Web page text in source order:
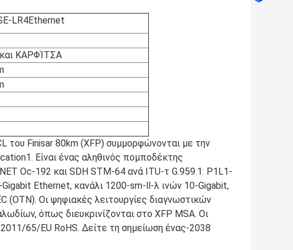
LR4Ethernet
ΚΑΡΦΊΤΣΑ
του Finisar 80km (XFP) συμμορφώνονται με την
Είναι ένας αληθινός πομποδέκτης
Oc-192 και SDH STM-64 ανά ITU-τ G.959.1: P1L1-
Ethernet, κανάλι 1200-sm-ll-λ ινών 10-Gigabit,
(OTN). Οι ψηφιακές λειτουργίες διαγνωστικών
όπως διευκρινίζονται στο XFP MSA. Οι
65/EU RoHS. Δείτε τη σημείωση ένας-2038